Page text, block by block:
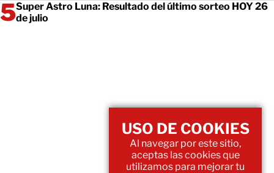
Super Astro Luna: Resultado del último sorteo HOY 26
de julio
USO DE COOKIES
Al navegar por este sitio,
aceptas las cookies que
utilizamos para mejorar tu